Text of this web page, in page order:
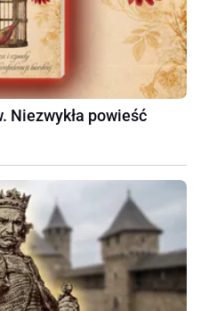
Niezwykła powieść